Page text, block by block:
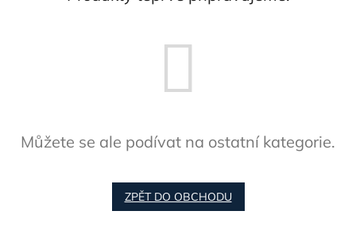
Můžete se ale podívat na ostatní kategorie.
ZPĚT DO OBCHODU